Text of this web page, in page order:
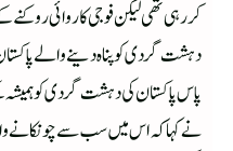
کر رہی تھی لیکن فوجی کاروائی روکنے
دہشت گردی کو پناہ دینے والے پاکستان
پاس پاکستان کی دہشت گردی کو
نے کہا کہ اس میں سب سے چونکانے